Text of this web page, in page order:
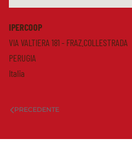
IPERCOOP
VIA VALTIERA 181 - FRAZ.COLLESTRADA
PERUGIA
Italia
PRECEDENTE